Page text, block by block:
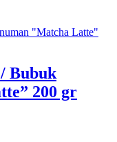
Bubuk
200 gr